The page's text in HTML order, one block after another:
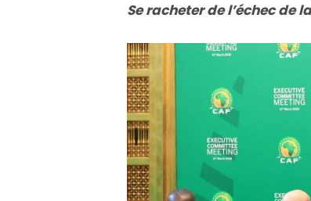
Se racheter de l’échec de